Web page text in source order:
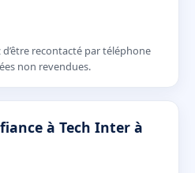
recontacté par téléphone
non revendues.
à Tech Inter à